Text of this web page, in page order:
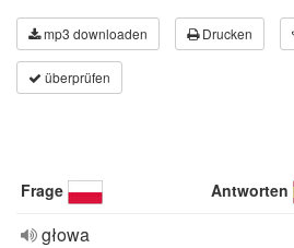
mp3 downloaden Drucken
überprüfen
Frage Antworten
głowa